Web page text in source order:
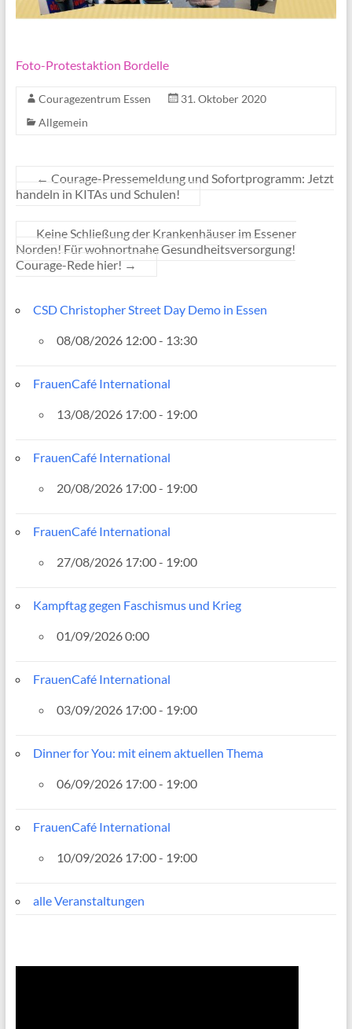
Foto-Protestaktion Bordelle
Couragezentrum Essen
31. Oktober 2020
Allgemein
← Courage-Pressemeldung und Sofortprogramm: Jetzt
handeln in KITAs und Schulen!
Keine Schließung der Krankenhäuser im Essener
Norden! Für wohnortnahe Gesundheitsversorgung!
Courage-Rede hier! →
CSD Christopher Street Day Demo in Essen
08/08/2026 12:00 - 13:30
FrauenCafé International
13/08/2026 17:00 - 19:00
FrauenCafé International
20/08/2026 17:00 - 19:00
FrauenCafé International
27/08/2026 17:00 - 19:00
Kampftag gegen Faschismus und Krieg
01/09/2026 0:00
FrauenCafé International
03/09/2026 17:00 - 19:00
Dinner for You: mit einem aktuellen Thema
06/09/2026 17:00 - 19:00
FrauenCafé International
10/09/2026 17:00 - 19:00
alle Veranstaltungen